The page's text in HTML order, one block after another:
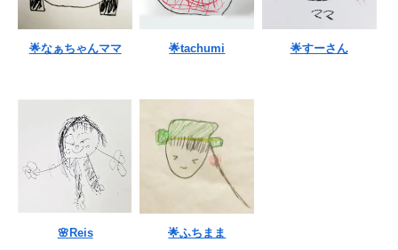
🌟なぁちゃんママ 🌟tachumi 🌟すーさん
🌸Reis 🌟ふちまま